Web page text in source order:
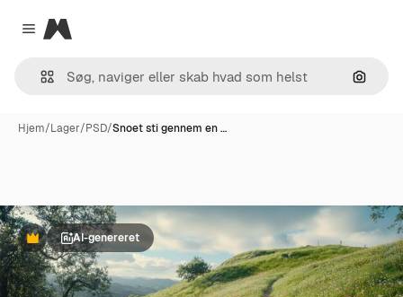
Close menu
Magnific
Søg
Hjem/Lager/PSD/Snoet sti gennem en …
PræmieAI-genereret